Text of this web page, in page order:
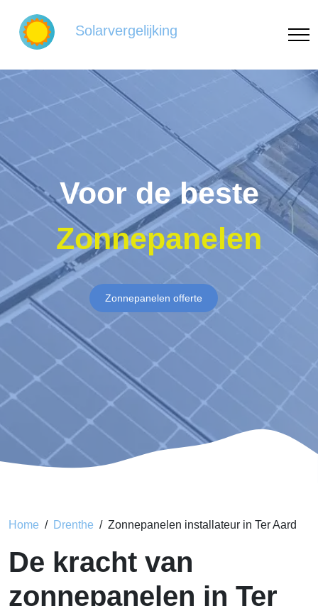
Solarvergelijking
Voor de beste
Zonnepanelen
Zonnepanelen offerte
Home Drenthe Zonnepanelen installateur in Ter Aard
De kracht van
zonnepanelen in Ter